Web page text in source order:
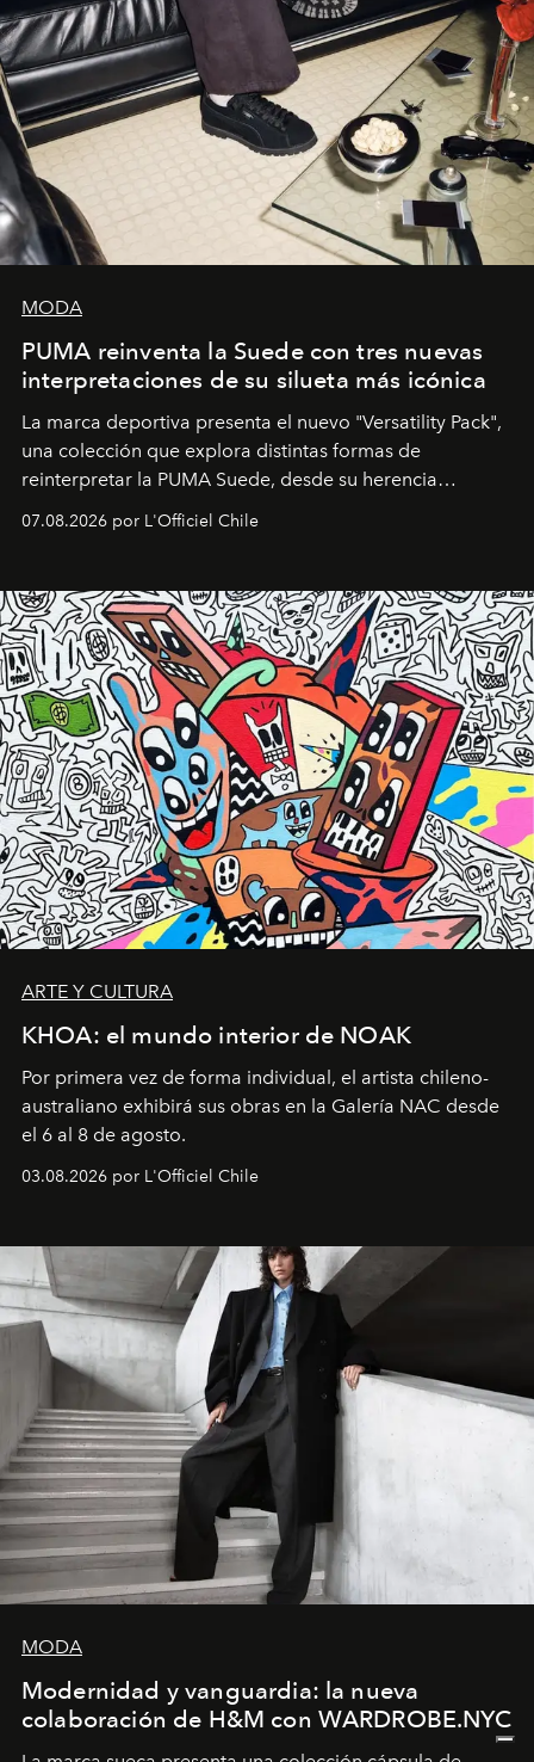
MODA
PUMA reinventa la Suede con tres nuevas
interpretaciones de su silueta más icónica
La marca deportiva presenta el nuevo "Versatility Pack",
una colección que explora distintas formas de
reinterpretar la PUMA Suede, desde su herencia
deportiva hasta una mirada moderna inspirada en el
diseño y el universo outdoor.
07.08.2026 por L'Officiel Chile
ARTE Y CULTURA
KHOA: el mundo interior de NOAK
Por primera vez de forma individual, el artista chileno-
australiano exhibirá sus obras en la Galería NAC desde
el 6 al 8 de agosto.
03.08.2026 por L'Officiel Chile
MODA
Modernidad y vanguardia: la nueva
colaboración de H&M con WARDROBE.NYC